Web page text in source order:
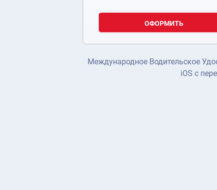
ОФОРМИТЬ
Международное Водительское
iOS с